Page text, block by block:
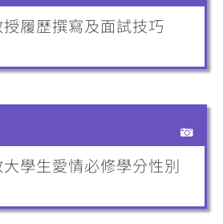
履歷撰寫及面試技巧
學生愛情必修學分性別